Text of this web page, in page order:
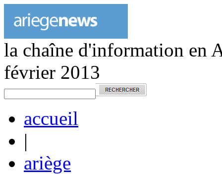
la chaîne d'information en
février 2013
accueil
|
ariège